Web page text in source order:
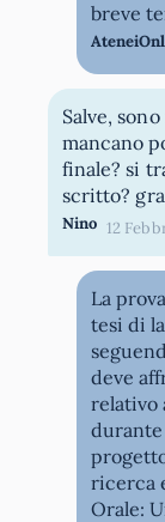
breve
Salve,
mancano
finale? si
scritto?
Nino 12
La
tesi di
deve
relativo
durante
ricerca
Orale: